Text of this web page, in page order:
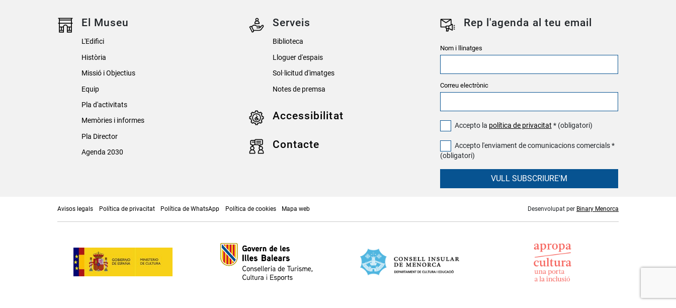
El Museu
L'Edifici
Història
Missió i Objectius
Equip
Pla d'activitats
Memòries i informes
Pla Director
Agenda 2030
Serveis
Biblioteca
Lloguer d'espais
Sol·licitud d'imatges
Notes de premsa
Accessibilitat
Contacte
Rep l'agenda al teu email
Nom i llinatges
Correu electrònic
Accepto la política de privacitat * (obligatori)
Accepto l'enviament de comunicacions comercials *
(obligatori)
VULL SUBSCRIURE'M
Avisos legals Política de privacitat Política de WhatsApp Política de cookies Mapa web Desenvolupat per Binary Menorca